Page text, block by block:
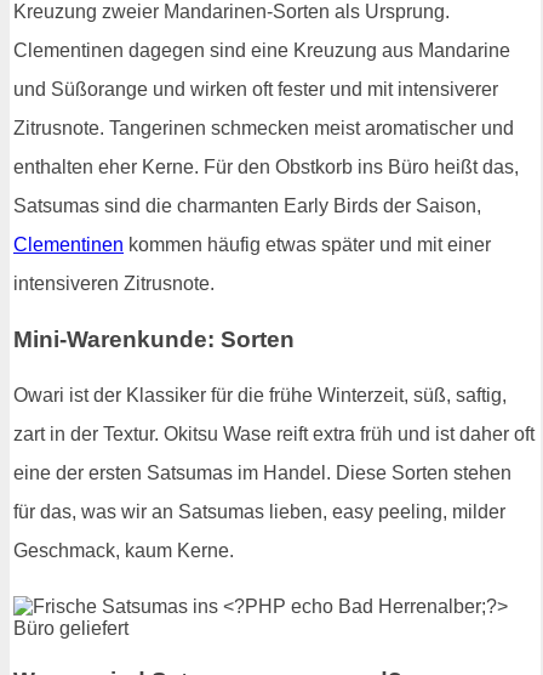
Kreuzung zweier Mandarinen-Sorten als Ursprung.
Clementinen dagegen sind eine Kreuzung aus Mandarine
und Süßorange und wirken oft fester und mit intensiverer
Zitrusnote. Tangerinen schmecken meist aromatischer und
enthalten eher Kerne. Für den Obstkorb ins Büro heißt das,
Satsumas sind die charmanten Early Birds der Saison,
Clementinen kommen häufig etwas später und mit einer
intensiveren Zitrusnote.
Mini-Warenkunde: Sorten
Owari ist der Klassiker für die frühe Winterzeit, süß, saftig,
zart in der Textur. Okitsu Wase reift extra früh und ist daher oft
eine der ersten Satsumas im Handel. Diese Sorten stehen
für das, was wir an Satsumas lieben, easy peeling, milder
Geschmack, kaum Kerne.